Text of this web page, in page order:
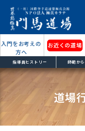
入門をお考えの
方へ
お近くの道場
指導員ヒストリー 師範か
道場